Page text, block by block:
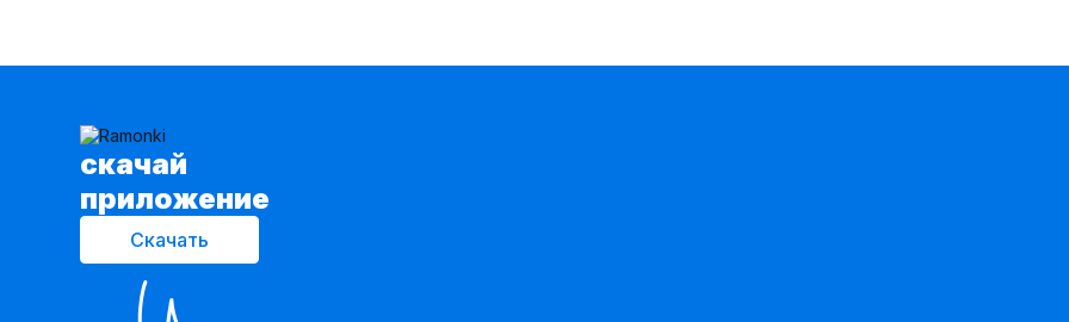
cкачай
приложение
Скачать